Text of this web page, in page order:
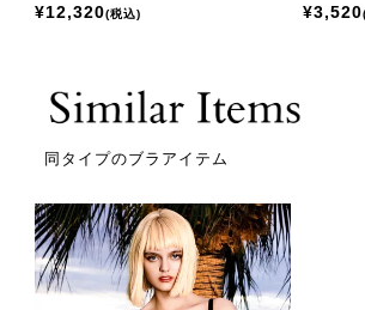
¥12,320 税込 ¥3,520
同タイプのブラアイテム